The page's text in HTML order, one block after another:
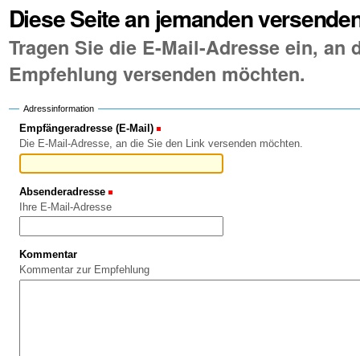
Diese Seite an jemanden
Tragen Sie die E-Mail-Adresse ein, an
Empfehlung versenden möchten.
Adressinformation
Empfängeradresse (E-Mail)
Die E-Mail-Adresse, an die Sie den Link versenden möchten.
Absenderadresse
Ihre E-Mail-Adresse
Kommentar
Kommentar zur Empfehlung